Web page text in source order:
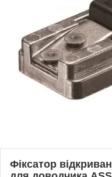
Фіксатор